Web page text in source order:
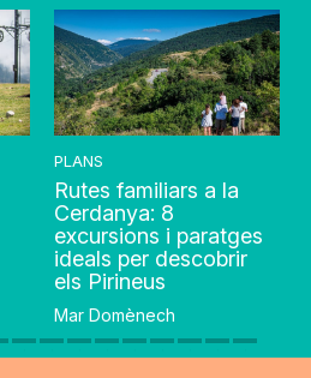
PLANS
Rutes familiars a la
Cerdanya: 8
excursions i paratges
ideals per descobrir
els Pirineus
Mar Domènech